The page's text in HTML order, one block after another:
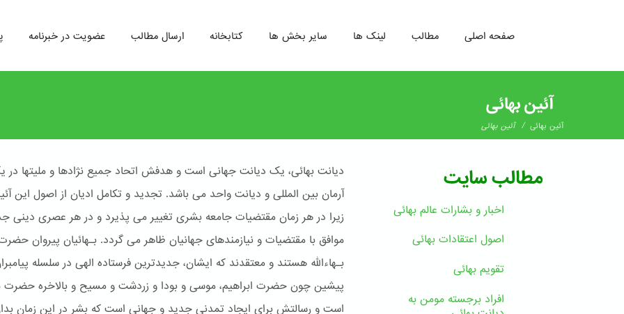
رفتن
عضویت در خبرنامه ارسال مطالب کتابخانه سایر بخش ها لینک ها مطالب صفحه اصلی
آئین بهائی
آئین بهائی / آئین بهائی
دیانت بهائی، یک دیانت جهانی است و هدفش اتحاد جمیع نژادها و ملیتها در
آرمان بین المللی و دیانت واحد می باشد. تجدید و تکامل ادیان از اصول این
زیرا در هر زمان مقتضیات جامعه بشری تغییر می پذیرد و در هر عصری دینی
موافق با مقتضیات و نیازمندهای جهانیان ظاهر می گردد. بـهائیان پیروان
بـهاءالله هستند و معتقدند که ایشان، جدیدترین فرستاده الهی در سلسله
پیشین چون حضرت ابراهیم، موسی و بودا و زردشت و مسیح و بالاخره
است و رسالتش برای ایجاد تمدنی جدید و جهانی است که بشر در این زمان
مطالب سایت
اخبار و بشارات عالم بهائى
اصول اعتقادات بهائی
تقویم بهائی
افراد برجسته مومن به